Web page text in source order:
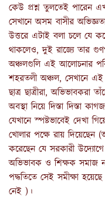
কেউ প্রশ্ন তুলতেই পারেন
সেখানে অসম বাসীর
উত্তরে এটাই বলা চলে যে
থাকলেও, দুই রাজ্যে তার
অঞ্চলগুলি এই আলোচনার
শহরতলী অঞ্চল, সেখানে এই
ছাত্র ছাত্রীরা,
অবস্থা নিয়ে দিস্তা দিস্তা
যেখানে স্পষ্টভাবেই দেখা
খোলার পক্ষে রায় দিয়েছেন
করেছেন যে সরকারী উদ্যোগে
অভিভাবক ও শিক্ষক সমাজ
পদ্ধতিতে সেই সমীক্ষা
নেই )।